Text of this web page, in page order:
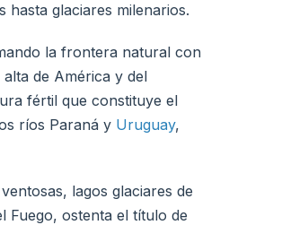
hasta glaciares milenarios.
la frontera natural con
de América y del
fértil que constituye el
ríos Paraná y Uruguay,
lagos glaciares de
Fuego, ostenta el título de